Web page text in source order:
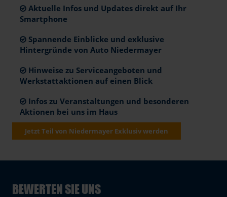
Aktuelle Infos und Updates direkt auf Ihr
Smartphone
Spannende Einblicke und exklusive
Hintergründe von Auto Niedermayer
Hinweise zu Serviceangeboten und
Werkstattaktionen auf einen Blick
Infos zu Veranstaltungen und besonderen
Aktionen bei uns im Haus
Jetzt Teil von Niedermayer Exklusiv werden
BEWERTEN SIE UNS